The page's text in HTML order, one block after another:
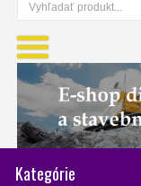
Kategórie